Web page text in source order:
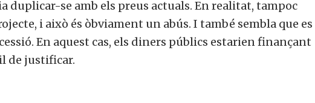
duplicar-se amb els preus actuals. En realitat, tampoc
i això és òbviament un abús. I també sembla que es
En aquest cas, els diners públics estarien finançant
de justificar.